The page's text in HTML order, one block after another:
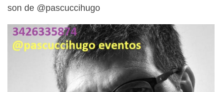
son de @pascuccihugo